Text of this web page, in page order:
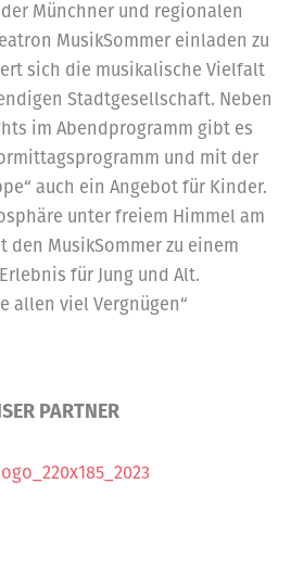
Münchner und regionalen
MusikSommer einladen zu
sich die musikalische Vielfalt
Stadtgesellschaft. Neben
im Abendprogramm gibt es
und mit der
auch ein Angebot für Kinder.
unter freiem Himmel am
den MusikSommer zu einem
für Jung und Alt.
allen viel Vergnügen“
PARTNER